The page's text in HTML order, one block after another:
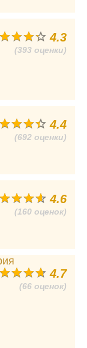
4.3
(393 оценки)
4.4
(692 оценки)
4.6
(160 оценок)
4.7
(66 оценок)